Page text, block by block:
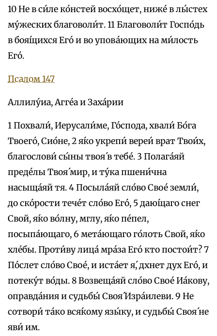
10 Не в си́ле ко́нстей восхо́щет, ниже́ в лы́стех
му́жеских благоволи́т. 11 Благоволи́т Госпо́дь
в боя́щихся Его́ и во упова́ющих на ми́лость
Его́.
Псалом 147
Аллилу́иа, Агге́а и Заха́рии
1 Похвали́, Иерусали́ме, Го́спода, хвали́ Бо́га
Твоего́, Сио́не, 2 я́ко укрепи́ вереи́ врат Твои́х,
благослови́ сы́ны твоя́ в тебе́. 3 Полага́яй
преде́лы Твоя́ мир, и ту́ка пшени́чна
насыща́яй тя. 4 Посыла́яй сло́во Свое́ земли́,
до ско́рости тече́т сло́во Его́, 5 даю́щаго снег
Свой, я́ко во́лну, мглу, я́ко пе́пел,
посыпа́ющаго, 6 мета́ющаго го́лоть Свой, я́ко
хле́бы. Проти́ву лица́ мра́за Его́ кто постои́т? 7
По́слет сло́во Свое́, и иста́ет я́, дхнет дух Его́, и
потеку́т во́ды. 8 Возвеща́яй сло́во Свое́ Иа́кову,
оправда́ния и судьбы́ Своя́ Изра́илеви. 9 Не
сотвори́ та́ко вся́кому язы́ку, и судьбы́ Своя́ не
яви́ им.